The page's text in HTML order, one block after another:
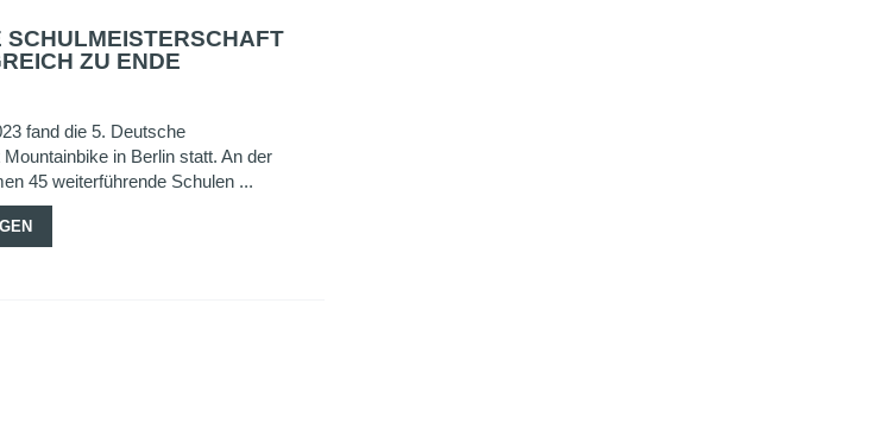
SCHULMEISTERSCHAFT
ZU ENDE
fand die 5. Deutsche
in Berlin statt. An der
45 weiterführende Schulen ...